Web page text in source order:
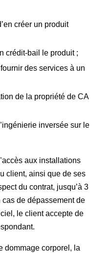
créer un produit
crédit-bail le produit ;
des services à un
de la propriété de CA
inversée sur le
aux installations
client, ainsi que de ses
du contrat, jusqu’à 3
de dépassement de
le client accepte de
dommage corporel, la